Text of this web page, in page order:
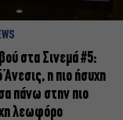
στα Σινεμά #5:
Άνεσις, η πιο ήσυχη
πάνω στην πιο
λεωφόρο